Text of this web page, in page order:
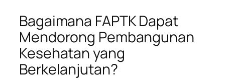
Bagaimana FAPTK Dapat
Mendorong Pembangunan
Kesehatan yang
Berkelanjutan?